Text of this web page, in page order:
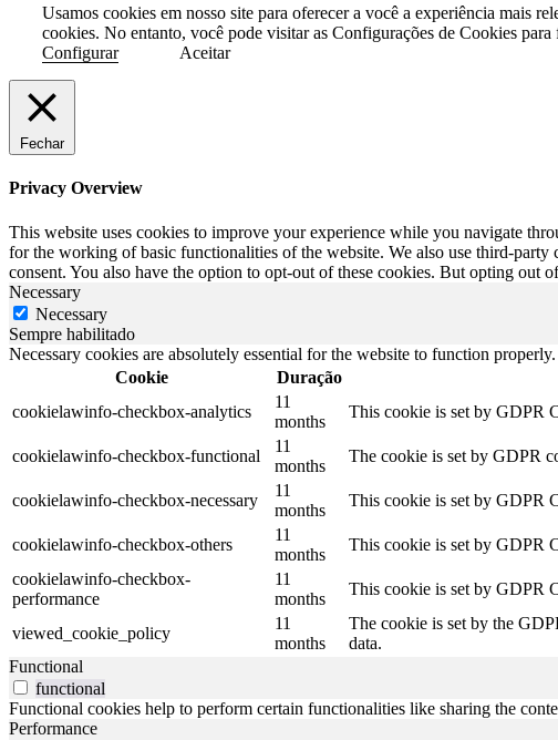
Usamos cookies em nosso site para oferecer a você a experiência mais
cookies. No entanto, você pode visitar as Configurações de Cookies
Configurar
Aceitar
Fechar
Privacy Overview
This website uses cookies to improve your experience while you navigate
for the working of basic functionalities of the website. We also use third-
consent. You also have the option to opt-out of these cookies. But opting out
Necessary
Necessary
Sempre habilitado
Necessary cookies are absolutely essential for the website to function
Cookie
Duração
cookielawinfo-checkbox-analytics
11
months
This cookie is set by GDPR
cookielawinfo-checkbox-functional
11
months
The cookie is set by GDPR
cookielawinfo-checkbox-necessary
11
months
This cookie is set by GDPR
cookielawinfo-checkbox-others
11
months
This cookie is set by GDPR
cookielawinfo-checkbox-
performance
11
months
This cookie is set by GDPR
viewed_cookie_policy
11
months
The cookie is set by the
data.
Functional
functional
Functional cookies help to perform certain functionalities like sharing the
Performance